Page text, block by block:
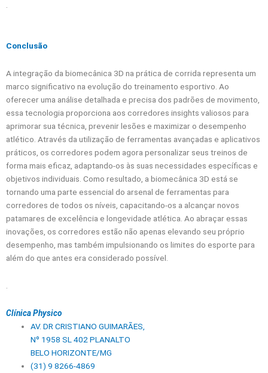
.
Conclusão
A integração da biomecânica 3D na prática de corrida representa um
marco significativo na evolução do treinamento esportivo. Ao
oferecer uma análise detalhada e precisa dos padrões de movimento,
essa tecnologia proporciona aos corredores insights valiosos para
aprimorar sua técnica, prevenir lesões e maximizar o desempenho
atlético. Através da utilização de ferramentas avançadas e aplicativos
práticos, os corredores podem agora personalizar seus treinos de
forma mais eficaz, adaptando-os às suas necessidades específicas e
objetivos individuais. Como resultado, a biomecânica 3D está se
tornando uma parte essencial do arsenal de ferramentas para
corredores de todos os níveis, capacitando-os a alcançar novos
patamares de excelência e longevidade atlética. Ao abraçar essas
inovações, os corredores estão não apenas elevando seu próprio
desempenho, mas também impulsionando os limites do esporte para
além do que antes era considerado possível.
Clínica Physico
AV. DR CRISTIANO GUIMARÃES,
Nº 1958 SL 402 PLANALTO
BELO HORIZONTE/MG
(31) 9 8266-4869